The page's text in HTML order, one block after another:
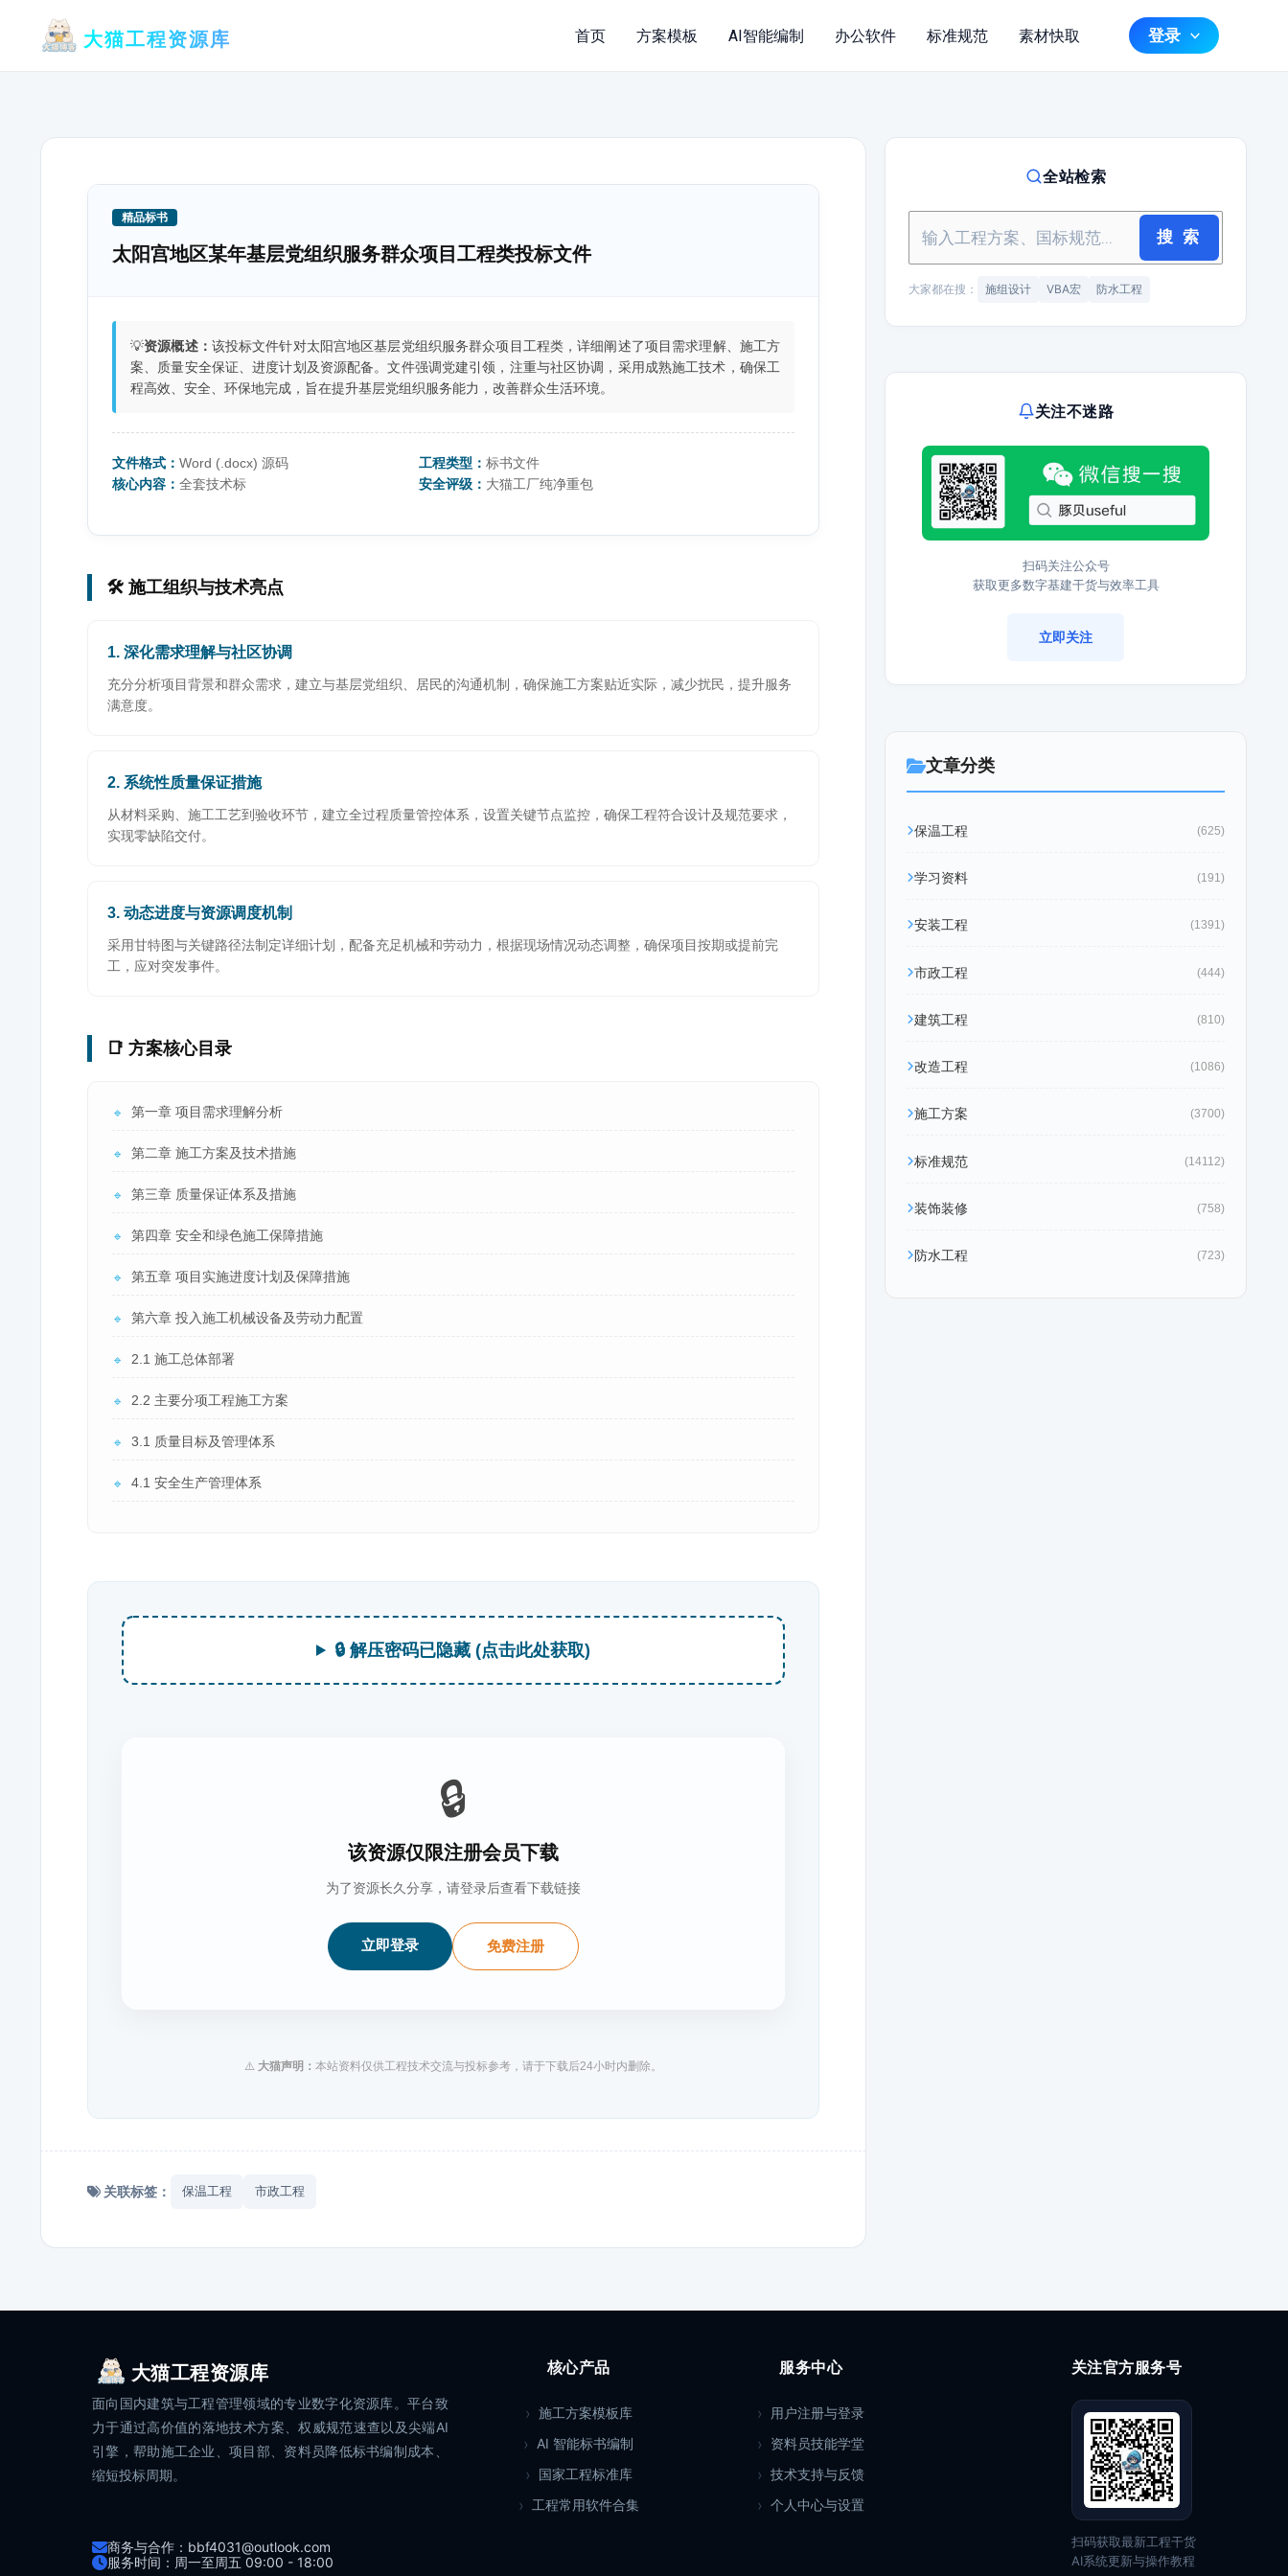
大猫工程资源库 首页 方案模板 AI智能编制 办公软件 标准规范 素材快取 登录
精品标书
太阳宫地区某年基层党组织服务群众项目工程类投标文件
💡资源概述： 该投标文件针对太阳宫地区基层党组织服务群众项目工程类，详细阐述了项目需求理解、施工方
案、质量安全保证、进度计划及资源配备。文件强调党建引领，注重与社区协调，采用成熟施工技术，确保工
程高效、安全、环保地完成，旨在提升基层党组织服务能力，改善群众生活环境。
文件格式： Word (.docx) 源码 工程类型：标书文件
核心内容： 全套技术标 安全评级： 大猫工厂纯净重包
🛠️ 施工组织与技术亮点
1. 深化需求理解与社区协调
充分分析项目背景和群众需求，建立与基层党组织、居民的沟通机制，确保施工方案贴近实际，减少扰民，提升服务
满意度。
2. 系统性质量保证措施
从材料采购、施工工艺到验收环节，建立全过程质量管控体系，设置关键节点监控，确保工程符合设计及规范要求，
实现零缺陷交付。
3. 动态进度与资源调度机制
采用甘特图与关键路径法制定详细计划，配备充足机械和劳动力，根据现场情况动态调整，确保项目按期或提前完
工，应对突发事件。
📑 方案核心目录
🔹 第一章 项目需求理解分析
🔹 第二章 施工方案及技术措施
🔹 第三章 质量保证体系及措施
🔹 第四章 安全和绿色施工保障措施
🔹 第五章 项目实施进度计划及保障措施
🔹 第六章 投入施工机械设备及劳动力配置
🔹 2.1 施工总体部署
🔹 2.2 主要分项工程施工方案
🔹 3.1 质量目标及管理体系
🔹 4.1 安全生产管理体系
🔒 解压密码已隐藏 (点击此处获取)
🔒
该资源仅限注册会员下载
为了资源长久分享，请登录后查看下载链接
立即登录 免费注册
⚠️ 大猫声明： 本站资料仅供工程技术交流与投标参考，请于下载后24小时内删除。
关联标签： 保温工程 市政工程
全站检索
搜 索
大家都在搜： 施组设计 VBA宏 防水工程
关注不迷路
扫码关注公众号
获取更多数字基建干货与效率工具
立即关注
文章分类
保温工程 (625)
学习资料 (191)
安装工程 (1391)
市政工程 (444)
建筑工程 (810)
改造工程 (1086)
施工方案 (3700)
标准规范 (14112)
装饰装修 (758)
防水工程 (723)
大猫工程资源库
面向国内建筑与工程管理领域的专业数字化资源库。平台致
力于通过高价值的落地技术方案、权威规范速查以及尖端AI
引擎，帮助施工企业、项目部、资料员降低标书编制成本、
缩短投标周期。
商务与合作：bbf4031@outlook.com
服务时间：周一至周五 09:00 - 18:00
核心产品
施工方案模板库
AI 智能标书编制
国家工程标准库
工程常用软件合集
服务中心
用户注册与登录
资料员技能学堂
技术支持与反馈
个人中心与设置
关注官方服务号
扫码获取最新工程干货
AI系统更新与操作教程